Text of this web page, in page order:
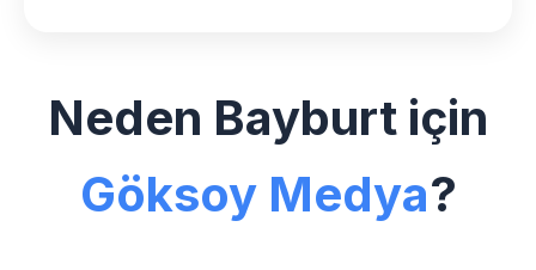
Neden Bayburt için
Göksoy Medya?